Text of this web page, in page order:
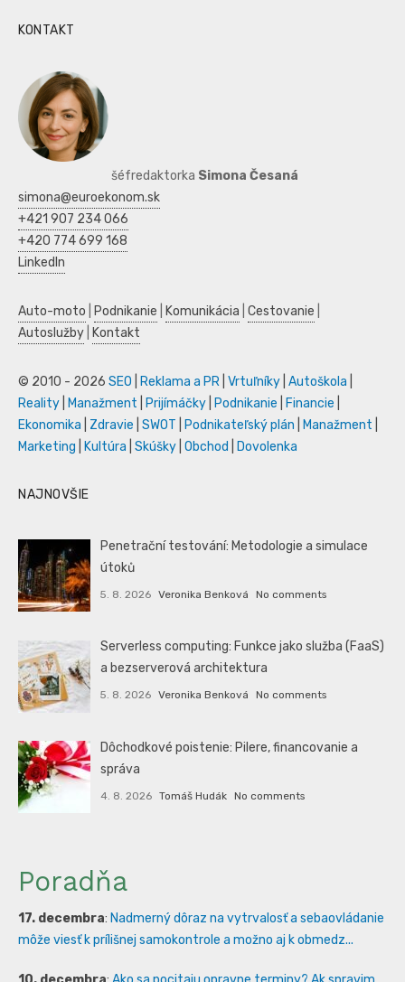
KONTAKT
šéfredaktorka Simona Česaná
simona@euroekonom.sk
+421 907 234 066
+420 774 699 168
LinkedIn
Auto-moto Podnikanie Komunikácia Cestovanie
Autoslužby
Kontakt
© 2010 - 2026 SEO Reklama a PR Vrtuľníky Autoškola
Reality
Manažment Prijímáčky Podnikanie Financie
Ekonomika
Zdravie SWOT Podnikateľský plán Manažment
Marketing
Kultúra Skúšky Obchod Dovolenka
NAJNOVŠIE
Penetrační testování: Metodologie a simulace
útoků
5. 8. 2026 Veronika Benková No comments
Serverless computing: Funkce jako služba (FaaS)
a bezserverová architektura
5. 8. 2026 Veronika Benková No comments
Dôchodkové poistenie: Pilere, financovanie a
správa
4. 8. 2026 Tomáš Hudák No comments
Poradňa
17. decembra: Nadmerný dôraz na vytrvalosť a sebaovládanie
môže viesť k prílišnej samokontrole a možno aj k obmedz...